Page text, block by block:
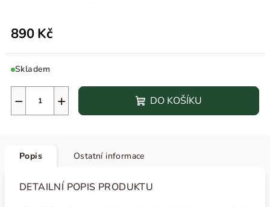
890 Kč
Skladem
+
− DO KOŠÍKU
Popis Ostatní informace
DETAILNÍ POPIS PRODUKTU